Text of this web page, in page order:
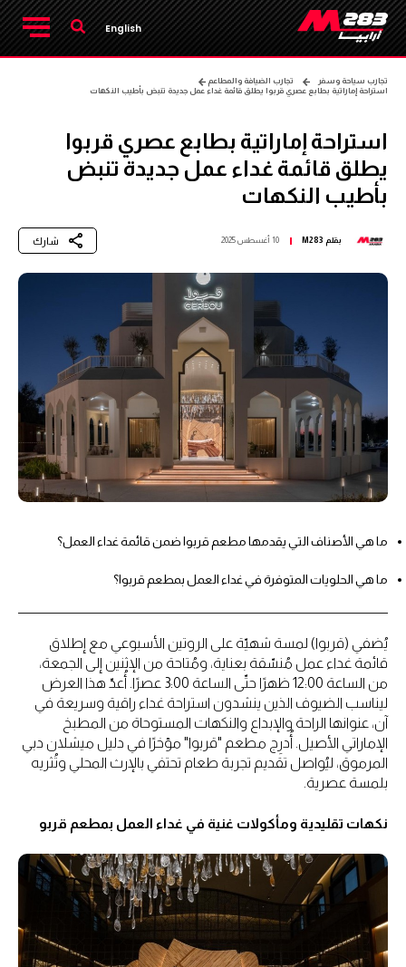
English
تجارب سياحة وسفر
تجارب الضيافة والمطاعم
استراحة إماراتية بطابع عصري قربوا يطلق قائمة غداء عمل جديدة تنبض بأطيب النكهات
استراحة إماراتية بطابع عصري قربوا
يطلق قائمة غداء عمل جديدة تنبض
بأطيب النكهات
بقلم M283 10 أغسطس 2025 شارك
ما هي الأصناف التي يقدمها مطعم قربوا ضمن قائمة غداء العمل؟
ما هي الحلويات المتوفرة في غداء العمل بمطعم قربوا؟
يُضفي (قربوا) لمسة شهيّة على الروتين الأسبوعي مع إطلاق
قائمة غداء عمل مُنسّقة بعناية، ومُتاحة من الإثنين إلى الجمعة،
من الساعة 12:00 ظهرًا حتّى الساعة 3:00 عصرًا. أُعدّ هذا العرض
ليناسب الضيوف الذين ينشدون استراحة غداء راقية وسريعة في
آن، عنوانها الراحة والإبداع والنكهات المستوحاة من المطبخ
الإماراتي الأصيل. أُدرِج مطعم "قربوا" مؤخرًا في دليل ميشلان دبي
المرموق، ليُواصل تقديم تجربة طعام تحتفي بالإرث المحلي وتُثريه
بلمسة عصرية.
نكهات تقليدية ومأكولات غنية في غداء العمل بمطعم قربو